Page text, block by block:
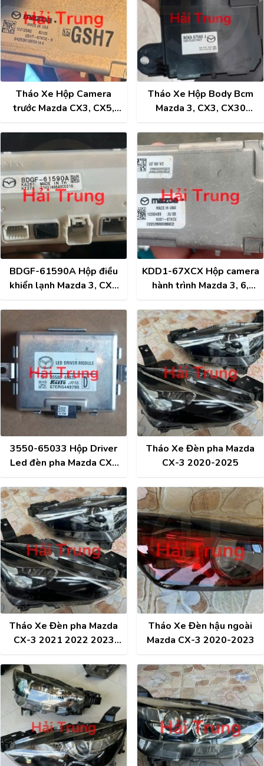
Tháo Xe Hộp Camera
trước Mazda CX3, CX5,
Tháo Xe Hộp Body Bcm
Mazda 3, CX3, CX30
BDGF-61590A Hộp điều
khiển lạnh Mazda 3, CX3
KDD1-67XCX Hộp camera
hành trình Mazda 3, 6,
3550-65033 Hộp Driver
Led đèn pha Mazda CX3
Tháo Xe Đèn pha Mazda
CX-3 2020-2025
Tháo Xe Đèn pha Mazda
CX-3 2021 2022 2023
Tháo Xe Đèn hậu ngoài
Mazda CX-3 2020-2023